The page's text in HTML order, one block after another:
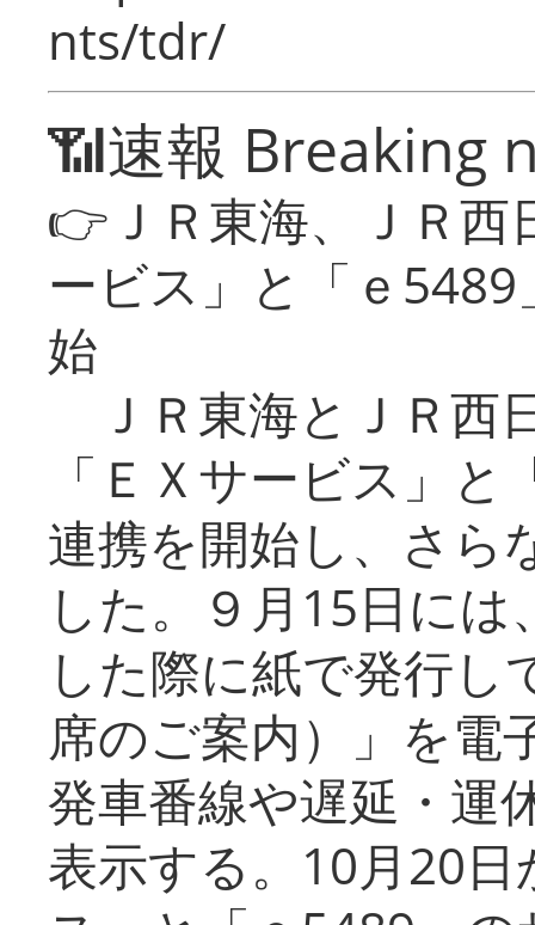
nts/tdr/
📶速報 Breaking
👉ＪＲ東海、ＪＲ
ービス」と「ｅ
始
ＪＲ東海とＪＲ西
「ＥＸサービス」
連携を開始し、さら
した。９月15日に
した際に紙で発行し
席のご案内）」を電
発車番線や遅延・運
表示する。10月20